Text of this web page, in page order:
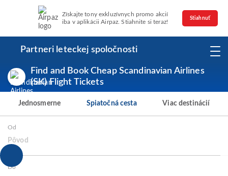
Získajte tony exkluzívnych promo akcií
iba v aplikácii Airpaz. Stiahnite si teraz!
Stiahnuť
Partneri leteckej spoločnosti
Find and Book Cheap Scandinavian Airlines
(SK) Flight Tickets
Jednosmerne Spiatočná cesta Viac destinácií
Od
Pôvod
Do